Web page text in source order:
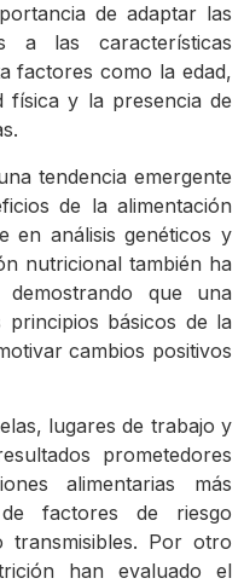
de adaptar las
a las características
factores como la edad,
física y la presencia de
tendencia emergente
de la alimentación
en análisis genéticos y
nutricional también ha
que una
básicos de la
cambios positivos
lugares de trabajo y
prometedores
alimentarias más
factores de riesgo
transmisibles. Por otro
han evaluado el